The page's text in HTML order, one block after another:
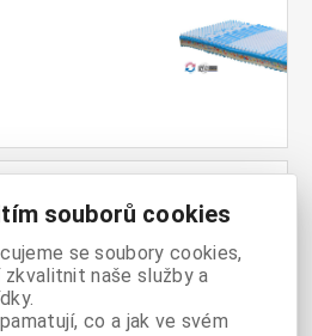
souborů cookies
se soubory cookies,
naše služby a
co a jak ve svém